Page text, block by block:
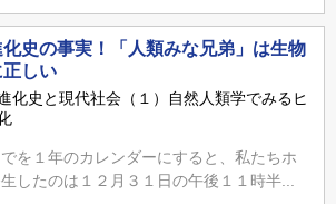
化史の事実！「人類みな兄弟」は生物
しい
化史と現代社会（１）自然人類学でみるヒ
を１年のカレンダーにすると、私たちホ
したのは１２月３１日の午後１１時半...